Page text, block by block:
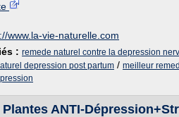
www.la-vie-naturelle.com
: remede naturel contre la depression
depression post partum / meilleur
Plantes ANTI-